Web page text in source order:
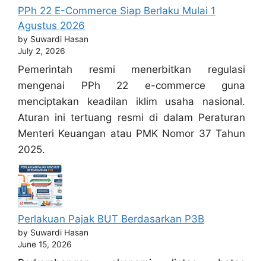
PPh 22 E-Commerce Siap Berlaku Mulai 1
Agustus 2026
by Suwardi Hasan
July 2, 2026
Pemerintah resmi menerbitkan regulasi
mengenai PPh 22 e-commerce guna
menciptakan keadilan iklim usaha nasional.
Aturan ini tertuang resmi di dalam Peraturan
Menteri Keuangan atau PMK Nomor 37 Tahun
2025.
Perlakuan Pajak BUT Berdasarkan P3B
by Suwardi Hasan
June 15, 2026